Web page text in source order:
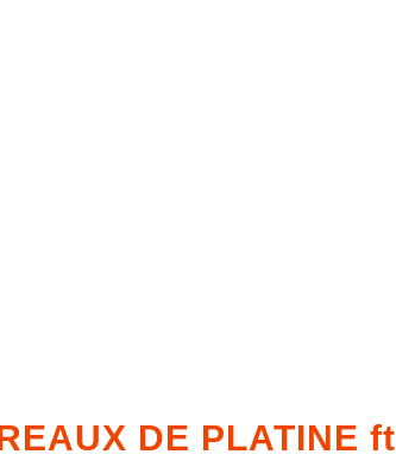
DE PLATINE ft